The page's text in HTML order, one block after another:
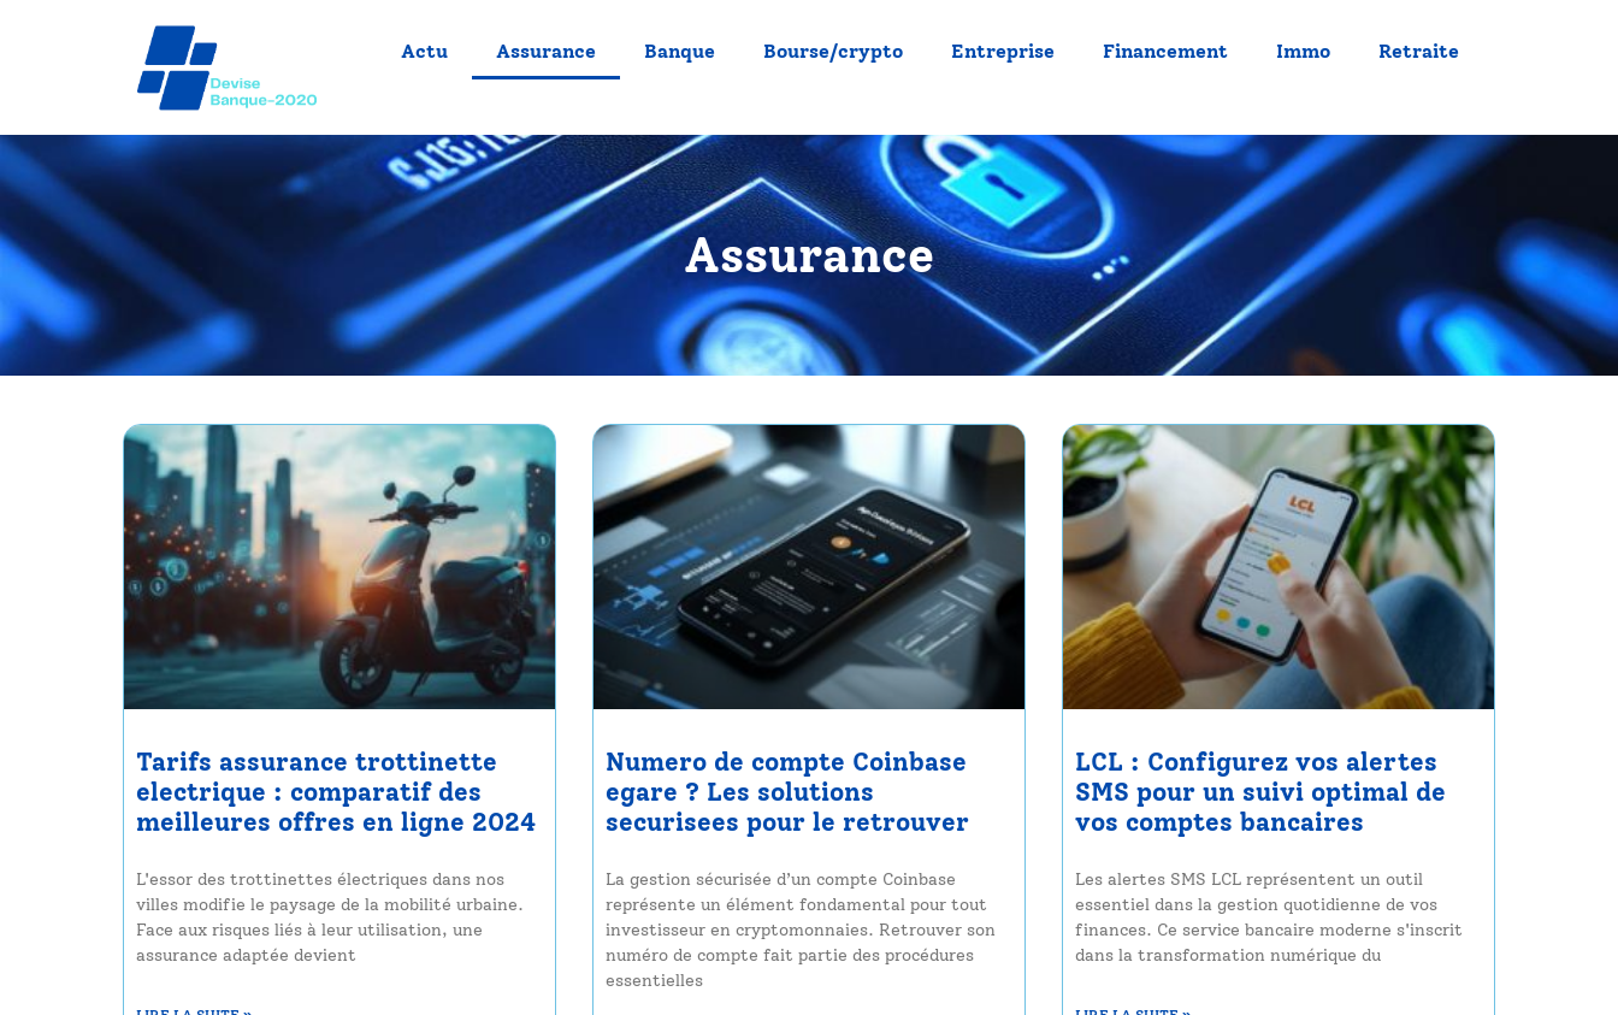
Actu Assurance Banque Bourse/crypto Entreprise Financement Immo Retraite
Assurance
Tarifs assurance trottinette
electrique : comparatif des
meilleures offres en ligne 2024
L'essor des trottinettes électriques dans nos
villes modifie le paysage de la mobilité urbaine.
Face aux risques liés à leur utilisation, une
assurance adaptée devient
Numero de compte Coinbase
egare ? Les solutions
securisees pour le retrouver
La gestion sécurisée d’un compte Coinbase
représente un élément fondamental pour tout
investisseur en cryptomonnaies. Retrouver son
numéro de compte fait partie des procédures
essentielles
LCL : Configurez vos alertes
SMS pour un suivi optimal de
vos comptes bancaires
Les alertes SMS LCL représentent un outil
essentiel dans la gestion quotidienne de vos
finances. Ce service bancaire moderne s'inscrit
dans la transformation numérique du